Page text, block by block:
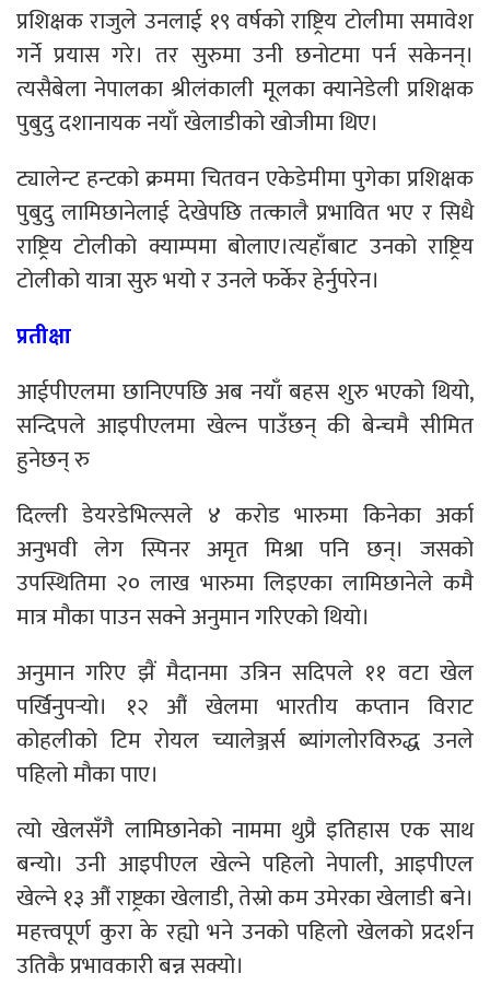
प्रशिक्षक राजुले उनलाई १९ वर्षको राष्ट्रिय टोलीमा समावेश
गर्ने प्रयास गरे। तर सुरुमा उनी छनोटमा पर्न सकेनन्।
त्यसैबेला नेपालका श्रीलंकाली मूलका क्यानेडेली प्रशिक्षक
पुबुदु दशानायक नयाँ खेलाडीको खोजीमा थिए।
ट्यालेन्ट हन्टको क्रममा चितवन एकेडेमीमा पुगेका प्रशिक्षक
पुबुदु लामिछानेलाई देखेपछि तत्कालै प्रभावित भए र सिधै
राष्ट्रिय टोलीको क्याम्पमा बोलाए।त्यहाँबाट उनको राष्ट्रिय
टोलीको यात्रा सुरु भयो र उनले फर्केर हेर्नुपरेन।
प्रतीक्षा
आईपीएलमा छानिएपछि अब नयाँ बहस शुरु भएको थियो,
सन्दिपले आइपीएलमा खेल्न पाउँछन् की बेन्चमै सीमित
हुनेछन् रु
दिल्ली डेयरडेभिल्सले ४ करोड भारुमा किनेका अर्का
अनुभवी लेग स्पिनर अमृत मिश्रा पनि छन्। जसको
उपस्थितिमा २० लाख भारुमा लिइएका लामिछानेले कमै
मात्र मौका पाउन सक्ने अनुमान गरिएको थियो।
अनुमान गरिए झैं मैदानमा उत्रिन सदिपले ११ वटा खेल
पर्खिनुपर्‍यो। १२ औं खेलमा भारतीय कप्तान विराट
कोहलीको टिम रोयल च्यालेञ्जर्स ब्यांगलोरविरुद्ध उनले
पहिलो मौका पाए।
त्यो खेलसँगै लामिछानेको नाममा थुप्रै इतिहास एक साथ
बन्यो। उनी आइपीएल खेल्ने पहिलो नेपाली, आइपीएल
खेल्ने १३ औं राष्ट्रका खेलाडी, तेस्रो कम उमेरका खेलाडी बने।
महत्त्वपूर्ण कुरा के रह्यो भने उनको पहिलो खेलको प्रदर्शन
उतिकै प्रभावकारी बन्न सक्यो।